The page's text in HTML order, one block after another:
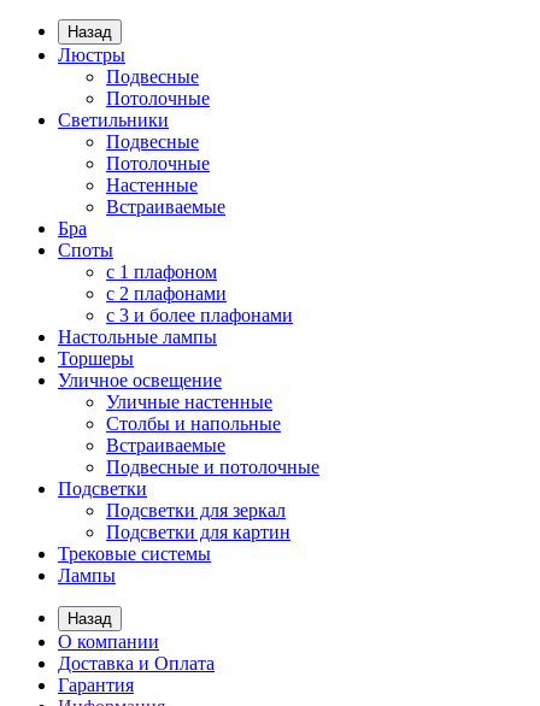
Назад
Люстры
Подвесные
Потолочные
Светильники
Подвесные
Потолочные
Настенные
Встраиваемые
Бра
Споты
с 1 плафоном
с 2 плафонами
с 3 и более плафонами
Настольные лампы
Торшеры
Уличное освещение
Уличные настенные
Столбы и напольные
Встраиваемые
Подвесные и потолочные
Подсветки
Подсветки для зеркал
Подсветки для картин
Трековые системы
Лампы
Назад
О компании
Доставка и Оплата
Гарантия